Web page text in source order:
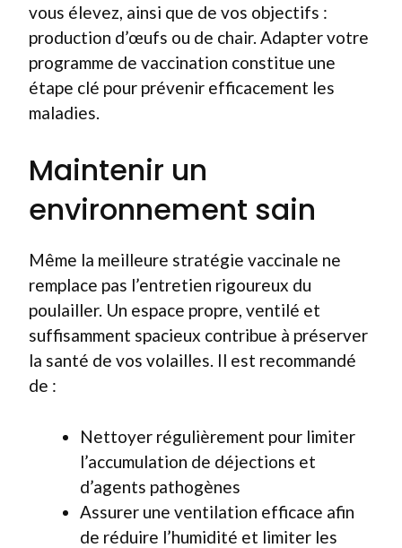
vous élevez, ainsi que de vos objectifs :
production d’œufs ou de chair. Adapter votre
programme de vaccination constitue une
étape clé pour prévenir efficacement les
maladies.
Maintenir un
environnement sain
Même la meilleure stratégie vaccinale ne
remplace pas l’entretien rigoureux du
poulailler. Un espace propre, ventilé et
suffisamment spacieux contribue à préserver
la santé de vos volailles. Il est recommandé
de :
Nettoyer régulièrement pour limiter
l’accumulation de déjections et
d’agents pathogènes
Assurer une ventilation efficace afin
de réduire l’humidité et limiter les